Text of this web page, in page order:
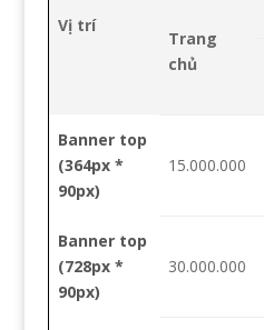
Vị trí
Trang
chủ
Banner top
(364px *
90px)
15.000.000
Banner top
(728px *
90px)
30.000.000